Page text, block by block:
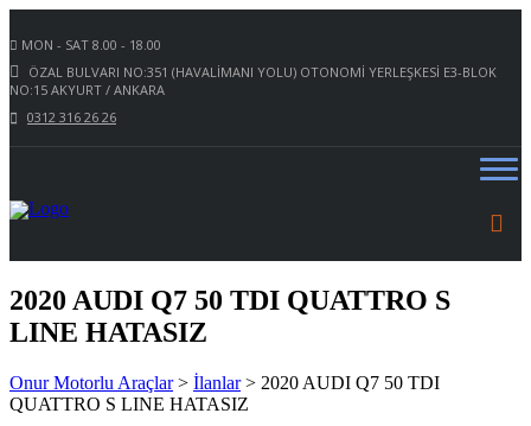
MON - SAT 8.00 - 18.00
ÖZAL BULVARI NO:351 (HAVALİMANI YOLU) OTONOMİ YERLEŞKESİ E3-BLOK
NO:15 AKYURT / ANKARA
0312 316 26 26
2020 AUDI Q7 50 TDI QUATTRO S
LINE HATASIZ
Onur Motorlu Araçlar> İlanlar> 2020 AUDI Q7 50 TDI
QUATTRO S LINE HATASIZ